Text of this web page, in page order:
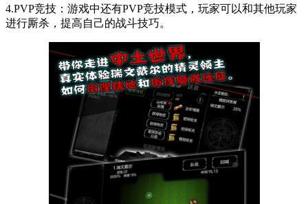
4.PVP竞技：游戏中还有PVP竞技模式，玩家可以和其他玩家
进行厮杀，提高自己的战斗技巧。